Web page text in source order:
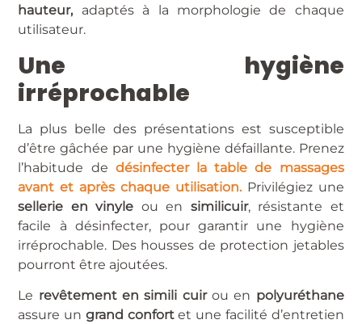
hauteur, adaptés à la morphologie de chaque
utilisateur.
Une hygiène
irréprochable
La plus belle des présentations est susceptible
d’être gâchée par une hygiène défaillante. Prenez
l’habitude de désinfecter la table de massages
avant et après chaque utilisation.Privilégiez une
sellerie en vinyle ou en similicuir, résistante et
facile à désinfecter, pour garantir une hygiène
irréprochable. Des housses de protection jetables
pourront être ajoutées.
Le revêtement en simili cuirou en polyuréthane
assure un grand confortet une facilité d’entretien